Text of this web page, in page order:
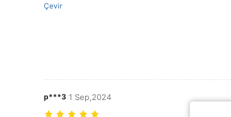
Çevir
p***3 1 Sep,2024